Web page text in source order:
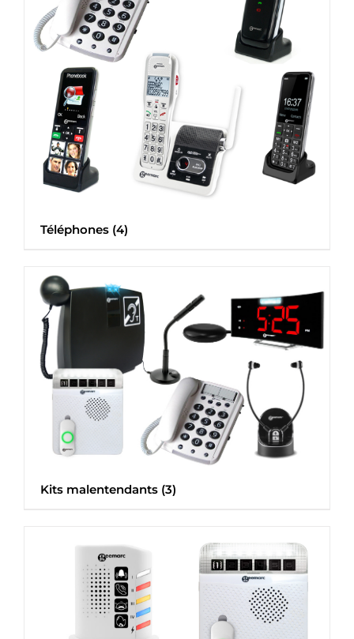
Téléphones (4)
Kits malentendants (3)